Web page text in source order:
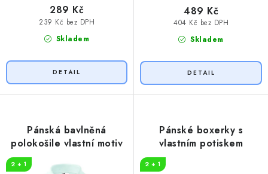
Skladem
239 Kč bez DPH
289 Kč
Skladem
404 Kč bez DPH
489 Kč
Pánská bavlněná
polokošile vlastní motiv
2 + 1
Pánské boxerky s
vlastním potiskem
2 + 1